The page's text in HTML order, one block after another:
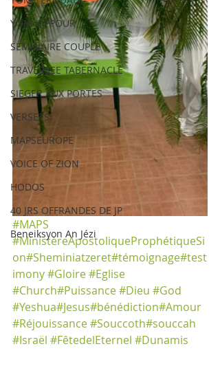
YOM KIPPOUR
SEMINAIRE COUPLE
TRAVERSEE TABERNACLE
SIEGER AUX PORTES
VERSETS
MAPSEUROPE
VOICE OF ZION
HODOS
40 JRS OFFRANDES DE JP
Beneiksyon An Jézi
#MAPS
#MinistèreApostoliqueProphétiqueSi
on#Sheminiatzeret#témoignage#test
imony#Gloire#Eglise
#Church#Puissance#Dieu #God
#Yeshua#Jesus#bénédiction#Amour
#Réjouissance#Souccoth#souccah
#Israël #FêtedelEternel #Dunamis